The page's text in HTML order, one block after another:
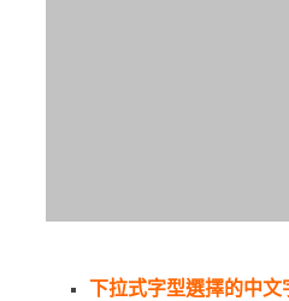
下拉式字型選擇的中文